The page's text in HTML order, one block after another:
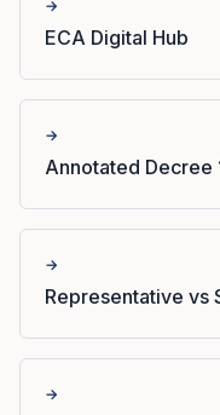
→
ECA Digital Hub
→
Annotated
→
Representative vs
→